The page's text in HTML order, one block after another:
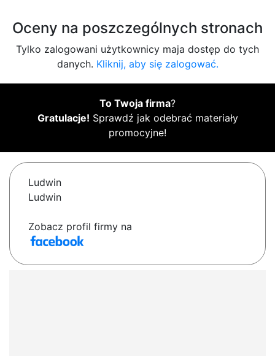
Oceny na poszczególnych stronach
Tylko zalogowani użytkownicy maja dostęp do tych
danych. Kliknij, aby się zalogować.
To Twoja firma?
Gratulacje! Sprawdź jak odebrać materiały
promocyjne!
Ludwin
Ludwin
Zobacz profil firmy na